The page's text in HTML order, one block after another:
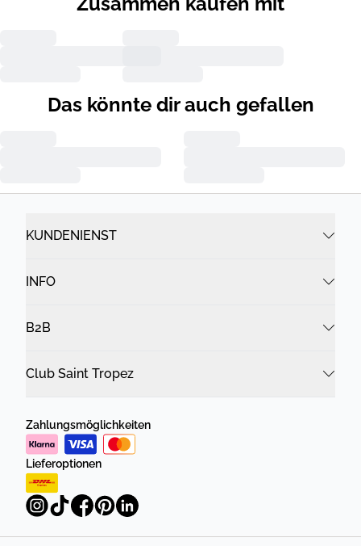
Das könnte dir auch gefallen
KUNDENIENST
INFO
B2B
Club Saint Tropez
Zahlungsmöglichkeiten
Lieferoptionen